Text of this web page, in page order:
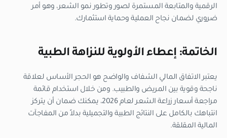
الرقمية والمتابعة المستمرة لصور وتطور نمو الشعر، وهو أمر
ضروري لضمان نجاح العملية وحماية استثمارك.
الخاتمة: إعطاء الأولوية للنزاهة الطبية
يعتبر الاتفاق المالي الشفاف والواضح هو الحجر الأساس لعلاقة
ناجحة وقوية بين المريض والطبيب. ومن خلال استخدام قائمة
مراجعة أسعار زراعة الشعر لعام 2026، يمكنك ضمان أن يتركز
انتباهك بالكامل على النتائج الطبية والتجميلية بدلاً من المفاجآت
المالية المقلقة.